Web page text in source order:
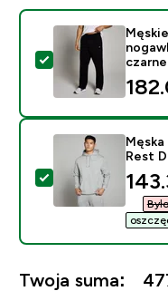
Wybierz ten
Wybierz ten
Rest
Twoja suma: